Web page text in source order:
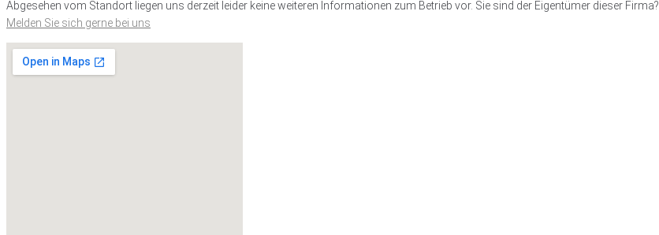
Abgesehen vom Standort liegen uns derzeit leider keine weiteren Informationen zum Betrieb vor. Sie sind der Eigentümer dieser Firma?
Melden Sie sich gerne bei uns